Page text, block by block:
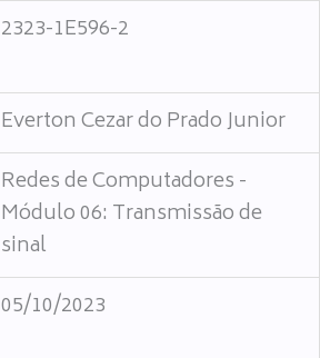
2323-1E596-2
Everton Cezar do Prado Junior
Redes de Computadores -
Módulo 06: Transmissão de
sinal
05/10/2023